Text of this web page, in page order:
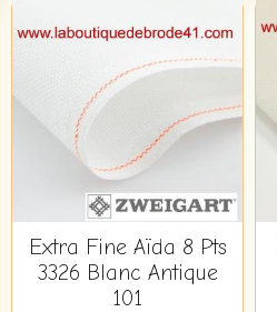
Extra Fine Aïda 8 Pts
3326 Blanc Antique
101